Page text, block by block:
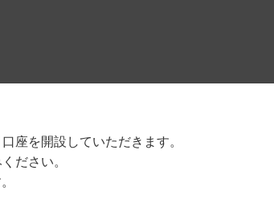
座を開設していただきます。
ださい。